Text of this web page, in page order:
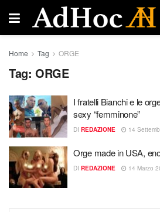
Home Tag ORGE
Tag: ORGE
I fratelli Bianchi e le
sexy “femminone”
DI REDAZIONE 14
Orge made in USA,
DI REDAZIONE 14 Marzo